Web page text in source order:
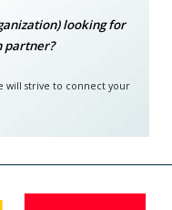
looking for
partner?
will strive to connect your